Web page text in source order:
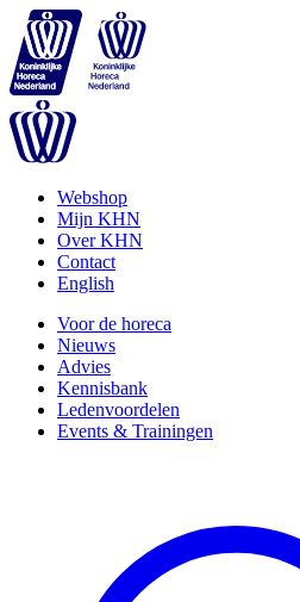
Webshop
Mijn KHN
Over KHN
Contact
English
Voor de horeca
Nieuws
Advies
Kennisbank
Ledenvoordelen
Events & Trainingen